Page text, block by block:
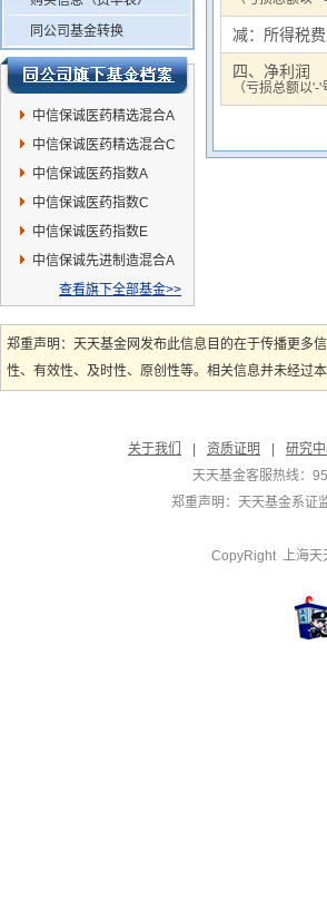
同公司基金转换
中信保诚医药精选混合A
中信保诚医药精选混合C
中信保诚医药指数A
中信保诚医药指数C
中信保诚医药指数E
中信保诚先进制造混合A
查看旗下全部基金>>
减：所得税费
四、净利润
（亏损总额以'-'
郑重声明：天天基金网发布此信息目的在于传播更多
性、有效性、及时性、原创性等。相关信息并未经过
关于我们
资质证明 研究
天天基金客服热线：
郑重声明： 天天基金系证
CopyRight 上海